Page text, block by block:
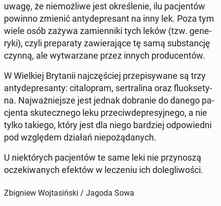
uwagę, że nie­moż­li­we jest okre­śle­nie, ilu pa­cjen­tów
powinno zmienić an­ty­de­pre­sant na inny lek. Poza tym
wiele osób zażywa za­mien­ni­ki tych leków (tzw. ge­ne­
ry­ki), czyli pre­pa­ra­ty za­wie­ra­ją­ce tę samą sub­stan­cję
czynną, ale wy­twa­rza­ne przez innych pro­du­cen­tów.
W Wiel­kiej Bry­ta­nii naj­czę­ściej prze­pi­sy­wa­ne są trzy
an­ty­de­pre­san­ty: ci­ta­lo­pram, ser­tra­li­na oraz flu­ok­se­ty­
na. Naj­waż­niej­sze jest jednak do­bra­nie do danego pa­
cjen­ta sku­tecz­ne­go leku prze­ciw­de­pre­syj­ne­go, a nie
tylko takiego, który jest dla niego bar­dziej od­po­wied­ni
pod wzglę­dem działań nie­po­żą­da­nych.
U nie­któ­rych pa­cjen­tów te same leki nie przy­no­szą
ocze­ki­wa­nych efektów w le­cze­niu ich do­le­gli­wo­ści.
Zbigniew Wojtasiński / Jagoda Sowa